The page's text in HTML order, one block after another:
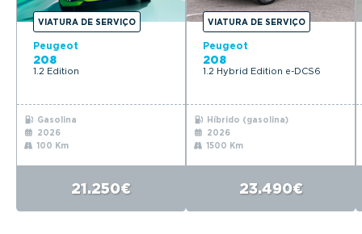
VIATURA DE SERVIÇO
Peugeot
208
1.2 Edition
Gasolina
2026
100 Km
21.250€
VIATURA DE SERVIÇO
Peugeot
208
1.2 Hybrid Edition e-DCS6
Híbrido (gasolina)
2026
1500 Km
23.490€